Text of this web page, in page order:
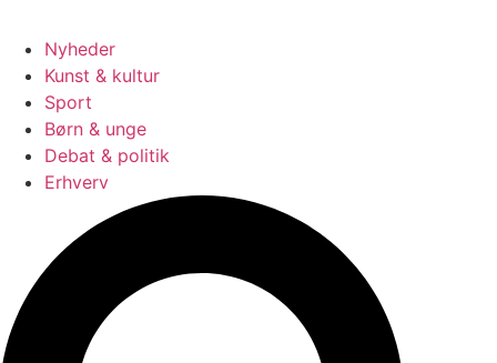
Nyheder
Kunst & kultur
Sport
Børn & unge
Debat & politik
Erhverv